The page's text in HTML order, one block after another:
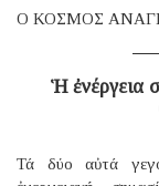
Ο ΚΟΣΜΟΣ
Ἡ ἐνέργεια
Τά δύο αὐτά